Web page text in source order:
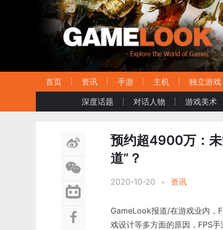
首页 资讯 手游 主机
独立游戏
深度话题
对话人物 游戏美术
预约超4900万：
道”？
2020-10-20 • 资讯
GameLook报道/在游戏业内，
戏设计等多方面的原因，FPS